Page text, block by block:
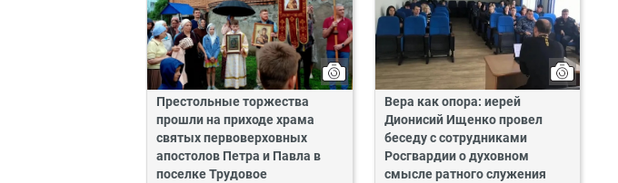
Престольные торжества
прошли на приходе храма
святых первоверховных
апостолов Петра и Павла в
поселке Трудовое
Вера как опора: иерей
Дионисий Ищенко провел
беседу с сотрудниками
Росгвардии о духовном
смысле ратного служения